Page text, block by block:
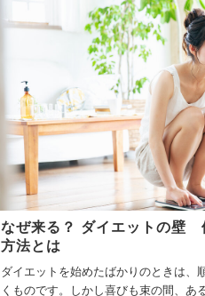
なぜ来る？ ダイエットの壁
方法とは
ダイエットを始めたばかりのときは、
くものです。しかし喜びも束の間、あ